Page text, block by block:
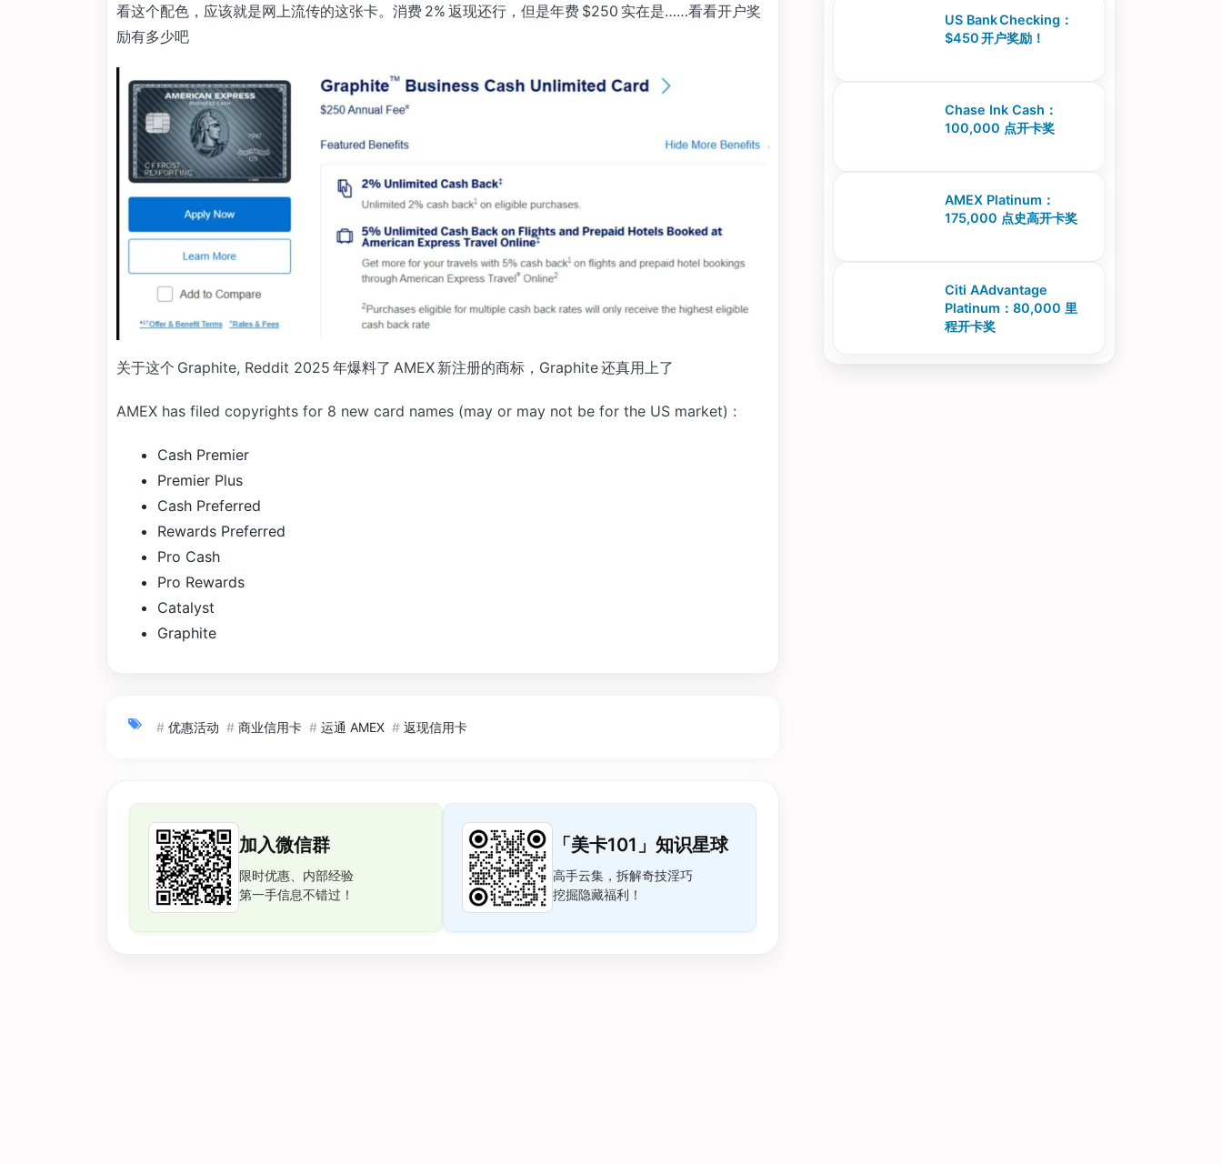
看这个配色，应该就是网上流传的这张卡。消费 2% 返现还行，但是年费 $250 实在是……看看开户奖
励有多少吧
关于这个 Graphite, Reddit 2025 年爆料了 AMEX 新注册的商标，Graphite 还真用上了
AMEX has filed copyrights for 8 new card names (may or may not be for the US market) :
Cash Premier
Premier Plus
Cash Preferred
Rewards Preferred
Pro Cash
Pro Rewards
Catalyst
Graphite
# 优惠活动 # 商业信用卡 # 运通 AMEX # 返现信用卡
加入微信群
限时优惠、内部经验
第一手信息不错过！
「美卡101」知识星球
高手云集，拆解奇技淫巧
挖掘隐藏福利！
US Bank Checking：
$450 开户奖励！
Chase Ink Cash：
100,000 点开卡奖
AMEX Platinum：
175,000 点史高开卡奖
Citi AAdvantage
Platinum：80,000 里
程开卡奖